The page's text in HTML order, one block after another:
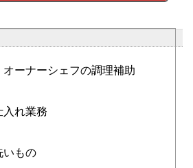
ーナーシェフの調理補助
入れ業務
いもの